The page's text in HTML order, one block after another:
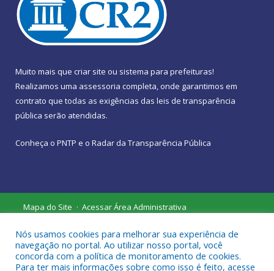
Muito mais que criar site ou sistema para prefeituras!
Realizamos uma assessoria completa, onde garantimos em
contrato que todas as exigências das leis de transparência
pública serão atendidas.
Conheça o PNTP e o Radar da Transparência Pública
Mapa do Site
Acessar Área Administrativa
Nós usamos cookies para melhorar sua experiência de
navegação no portal. Ao utilizar nosso portal, você
concorda com a política de monitoramento de cookies.
Para ter mais informações sobre como isso é feito, acesse